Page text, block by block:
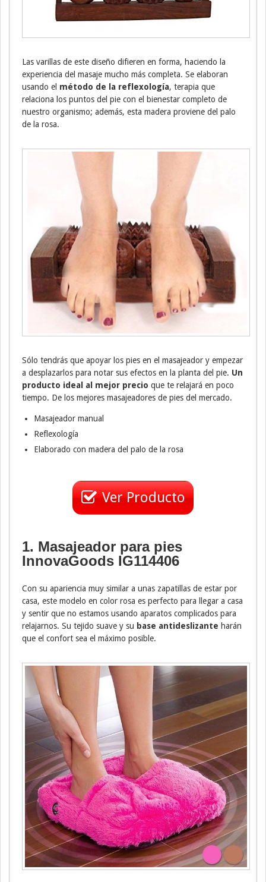
Las varillas de este diseño difieren en forma, haciendo la
experiencia del masaje mucho más completa. Se elaboran
usando el método de la reflexología, terapia que
relaciona los puntos del pie con el bienestar completo de
nuestro organismo; además, esta madera proviene del palo
de la rosa.
Sólo tendrás que apoyar los pies en el masajeador y empezar
a desplazarlos para notar sus efectos en la planta del pie. Un
producto ideal al mejor precio que te relajará en poco
tiempo. De los mejores masajeadores de pies del mercado.
Masajeador manual
Reflexología
Elaborado con madera del palo de la rosa
Ver Producto
1. Masajeador para pies
InnovaGoods IG114406
Con su apariencia muy similar a unas zapatillas de estar por
casa, este modelo en color rosa es perfecto para llegar a casa
y sentir que no estamos usando aparatos complicados para
relajarnos. Su tejido suave y su base antideslizante harán
que el confort sea el máximo posible.